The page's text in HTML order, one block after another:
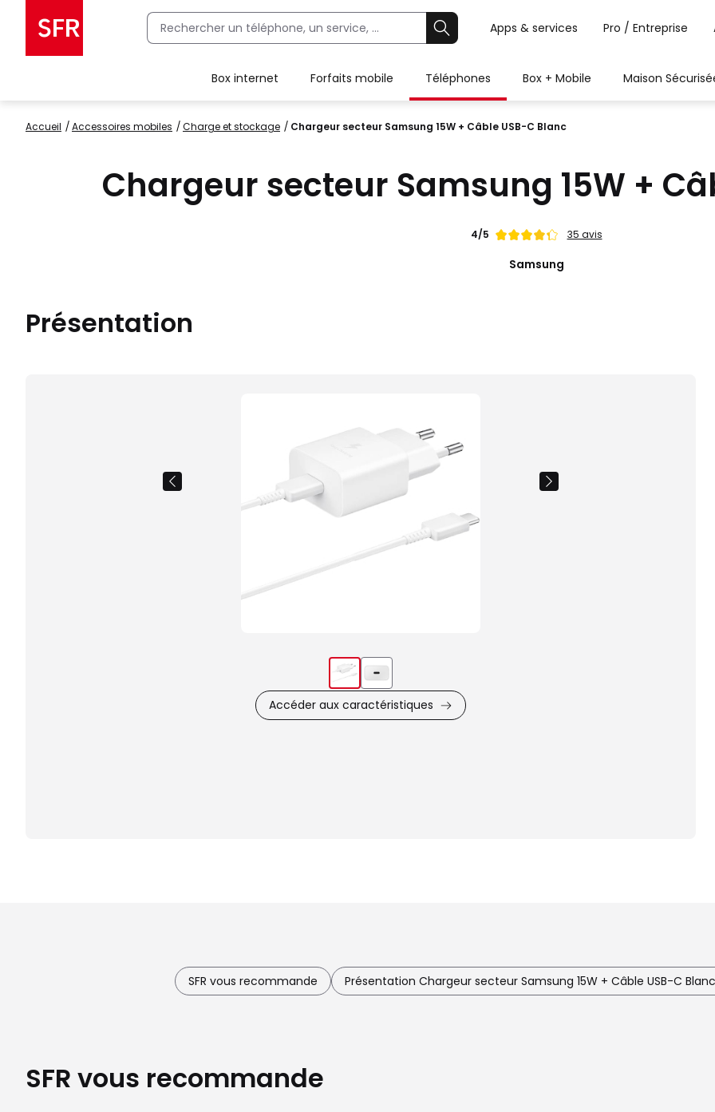
Apps & services Pro / Entreprise
Box internet Forfaits mobile Téléphones Box + Mobile Maison
Accueil accessoires mobiles charge et stockage Chargeur secteur Samsung 15W + Câble USB-C Blanc
Chargeur secteur Samsung 15W +
Note
4/5 35 avis
Samsung
Présentation
produit
Accéder aux caractéristiques
SFR vous recommande Présentation Chargeur secteur Samsung 15W + Câble USB-C Blanc
SFR vous recommande